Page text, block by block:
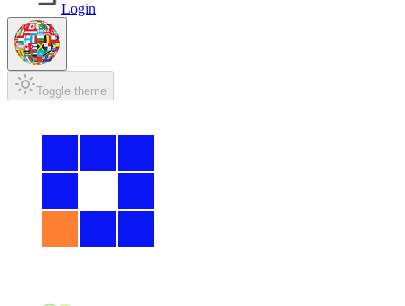
Login
Toggle theme